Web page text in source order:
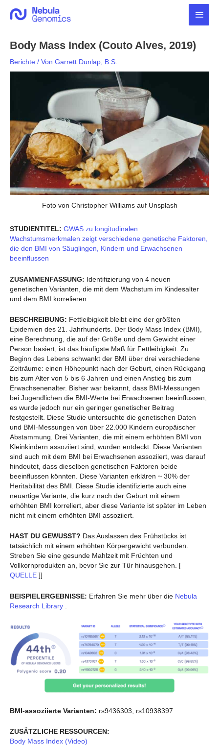
Inhalt
Body Mass Index (Couto Alves, 2019)
Berichte / Von Garrett Dunlap, B.S.
Foto von Christopher Williams auf Unsplash
STUDIENTITEL: GWAS zu longitudinalen
Wachstumsmerkmalen zeigt verschiedene genetische Faktoren,
die den BMI von Säuglingen, Kindern und Erwachsenen
beeinflussen
ZUSAMMENFASSUNG: Identifizierung von 4 neuen
genetischen Varianten, die mit dem Wachstum im Kindesalter
und dem BMI korrelieren.
BESCHREIBUNG: Fettleibigkeit bleibt eine der größten
Epidemien des 21. Jahrhunderts. Der Body Mass Index (BMI),
eine Berechnung, die auf der Größe und dem Gewicht einer
Person basiert, ist das häufigste Maß für Fettleibigkeit. Zu
Beginn des Lebens schwankt der BMI über drei verschiedene
Zeiträume: einen Höhepunkt nach der Geburt, einen Rückgang
bis zum Alter von 5 bis 6 Jahren und einen Anstieg bis zum
Erwachsenenalter. Bisher war bekannt, dass BMI-Messungen
bei Jugendlichen die BMI-Werte bei Erwachsenen beeinflussen,
es wurde jedoch nur ein geringer genetischer Beitrag
festgestellt. Diese Studie untersuchte die genetischen Daten
und BMI-Messungen von über 22.000 Kindern europäischer
Abstammung. Drei Varianten, die mit einem erhöhten BMI von
Kleinkindern assoziiert sind, wurden entdeckt. Diese Varianten
sind auch mit dem BMI bei Erwachsenen assoziiert, was darauf
hindeutet, dass dieselben genetischen Faktoren beide
beeinflussen könnten. Diese Varianten erklären ~ 30% der
Heritabilität des BMI. Diese Studie identifizierte auch eine
neuartige Variante, die kurz nach der Geburt mit einem
erhöhten BMI korreliert, aber diese Variante ist später im Leben
nicht mit einem erhöhten BMI assoziiert.
HAST DU GEWUSST? Das Auslassen des Frühstücks ist
tatsächlich mit einem erhöhten Körpergewicht verbunden.
Streben Sie eine gesunde Mahlzeit mit Früchten und
Vollkornprodukten an, bevor Sie zur Tür hinausgehen. [
QUELLE ]]
BEISPIELERGEBNISSE: Erfahren Sie mehr über die Nebula
Research Library
BMI-assoziierte Varianten: rs9436303, rs10938397
ZUSÄTZLICHE RESSOURCEN:
Body Mass Index (Video)